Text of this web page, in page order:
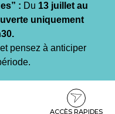
: Du 13 juillet au
uniquement
pensez à anticiper
ACCÈS RAPIDES